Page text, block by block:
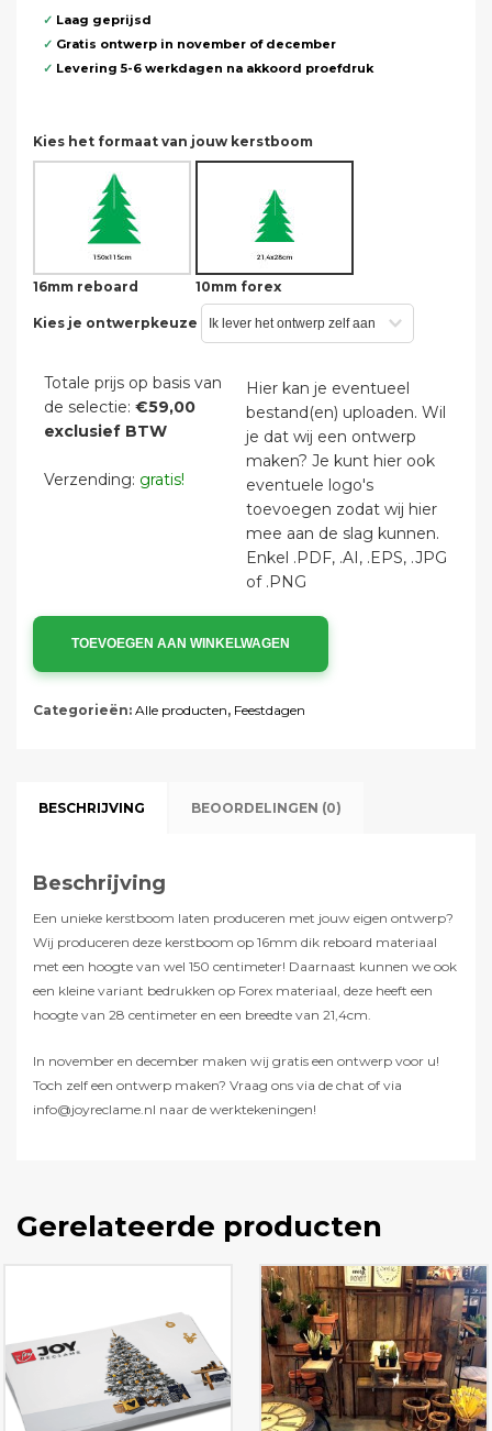
✓ Laag geprijsd
✓ Gratis ontwerp in november of december
✓ Levering 5-6 werkdagen na akkoord proefdruk
Kies het formaat van jouw kerstboom
16mm reboard 10mm forex
Kies je ontwerpkeuze
Totale prijs op basis van
de selectie: €59,00
exclusief BTW
Verzending: gratis!
Hier kan je eventueel
bestand(en) uploaden. Wil
je dat wij een ontwerp
maken? Je kunt hier ook
eventuele logo's
toevoegen zodat wij hier
mee aan de slag kunnen.
Enkel .PDF, .AI, .EPS, .JPG
of .PNG
TOEVOEGEN AAN WINKELWAGEN
Categorieën: Alle producten, Feestdagen
BESCHRIJVING BEOORDELINGEN (0)
Beschrijving
Een unieke kerstboom laten produceren met jouw eigen ontwerp?
Wij produceren deze kerstboom op 16mm dik reboard materiaal
met een hoogte van wel 150 centimeter! Daarnaast kunnen we ook
een kleine variant bedrukken op Forex materiaal, deze heeft een
hoogte van 28 centimeter en een breedte van 21,4cm.
In november en december maken wij gratis een ontwerp voor u!
Toch zelf een ontwerp maken? Vraag ons via de chat of via
info@joyreclame.nl naar de werktekeningen!
Gerelateerde producten